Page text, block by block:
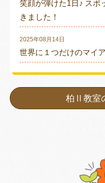
笑顔が弾けた1日♪ スポ
きました！
2025年08月14日
世界に１つだけのマイ
柏Ⅱ教室